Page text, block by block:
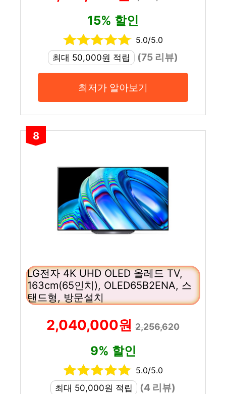
15% 할인
5.0/5.0
최대 50,000원 적립
(75 리뷰)
최저가 알아보기
8
LG전자 4K UHD OLED 올레드 TV,
163cm(65인치), OLED65B2ENA, 스
탠드형, 방문설치
2,040,000원 2,256,620
9% 할인
5.0/5.0
최대 50,000원 적립
(4 리뷰)